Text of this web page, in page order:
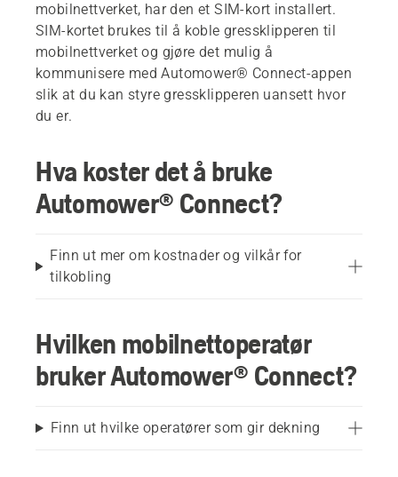
mobilnettverket, har den et SIM-kort installert.
SIM-kortet brukes til å koble gressklipperen til
mobilnettverket og gjøre det mulig å
kommunisere med Automower® Connect-appen
slik at du kan styre gressklipperen uansett hvor
du er.
Hva koster det å bruke
Automower® Connect?
Finn ut mer om kostnader og vilkår for
tilkobling
Hvilken mobilnettoperatør
bruker Automower® Connect?
Finn ut hvilke operatører som gir dekning